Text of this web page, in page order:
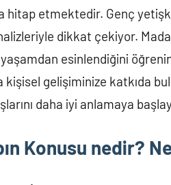
hitap etmektedir. Genç
dikkat çekiyor.
esinlendiğini
kişisel gelişiminize katkıda
daha iyi anlamaya
Konusu nedir?